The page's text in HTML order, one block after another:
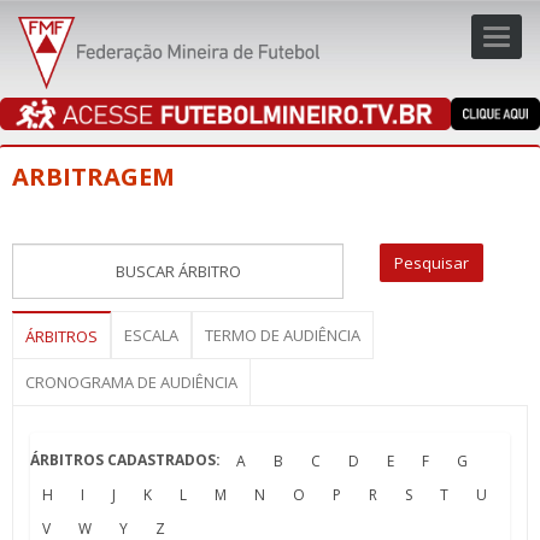
ARBITRAGEM
ÁRBITROS ESCALA TERMO DE AUDIÊNCIA
CRONOGRAMA DE AUDIÊNCIA
ÁRBITROS CADASTRADOS: A B C D E F
G
H
I J K L M N O P R S T
U
V
W Y Z